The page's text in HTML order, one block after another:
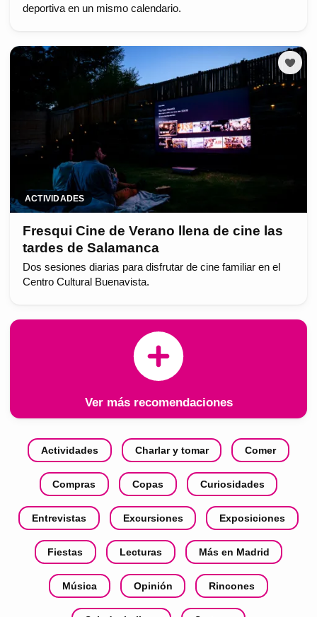
deportiva en un mismo calendario.
ACTIVIDADES
Fresqui Cine de Verano llena de cine las
tardes de Salamanca
Dos sesiones diarias para disfrutar de cine familiar en el
Centro Cultural Buenavista.
Ver más recomendaciones
Actividades Charlar y tomar Comer
Compras Copas Curiosidades
Entrevistas Excursiones Exposiciones
Fiestas Lecturas Más en Madrid
Música Opinión Rincones